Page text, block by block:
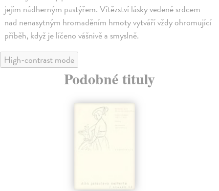
jejím nádherným pastýřem. Vítězství lásky vedené srdcem
nad nenasytným hromaděním hmoty vytváří vždy ohromující
příběh, když je líčeno vášnivě a smyslně.
High-contrast mode
Podobné tituly